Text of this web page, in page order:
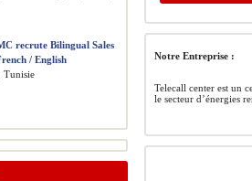
Notre Entreprise :
Telecall center est un
le secteur d’énergies
recrute Bilingual Sales
/ English
Tunisie